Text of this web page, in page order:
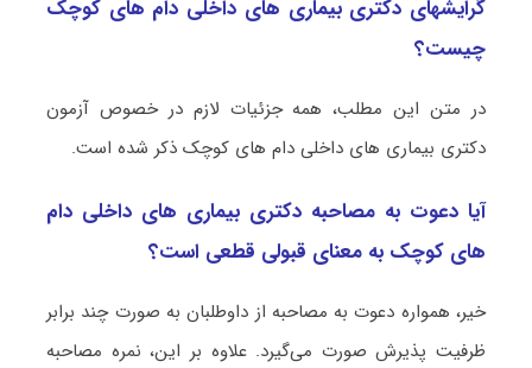
گرایشهای دکتری بیماری ‌های داخلی دام‌ های کوچک
چیست؟
در متن این مطلب، همه جزئیات لازم در خصوص آزمون
دکتری بیماری ‌های داخلی دام‌ های کوچک ذکر شده است.
آیا دعوت به مصاحبه دکتری بیماری ‌های داخلی دام‌
های کوچک به معنای قبولی قطعی است؟
خیر، همواره دعوت به مصاحبه از داوطلبان به صورت چند برابر
ظرفیت پذیرش صورت می‌گیرد. علاوه بر این، نمره مصاحبه